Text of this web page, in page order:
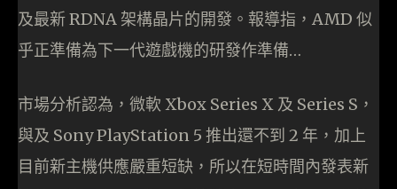
及最新 RDNA 架構晶片的開發。報導指，AMD 似
乎正準備為下一代遊戲機的研發作準備…
市場分析認為，微軟 Xbox Series X 及 Series S，
與及 Sony PlayStation 5 推出還不到 2 年，加上
目前新主機供應嚴重短缺，所以在短時間內發表新